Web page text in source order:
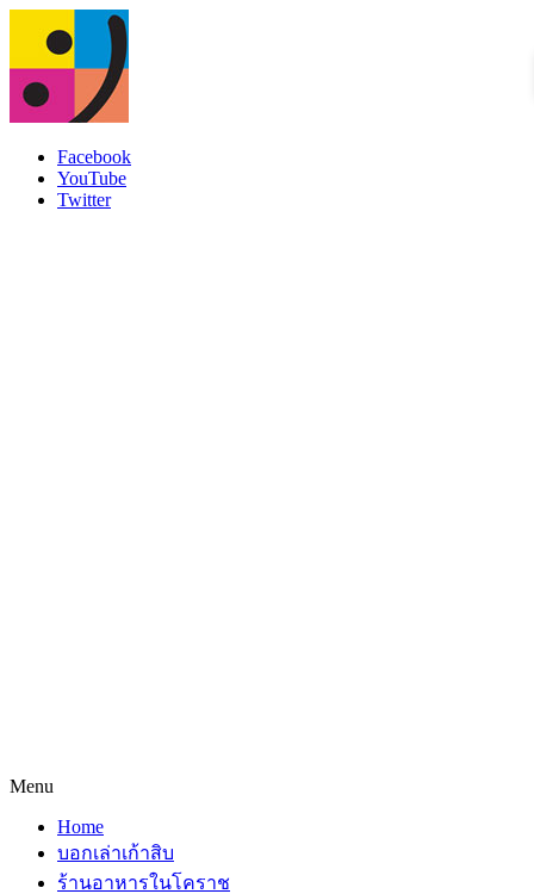
Facebook
YouTube
Twitter
Menu
Home
บอกเล่าเก้าสิบ
ร้านอาหารในโคราช